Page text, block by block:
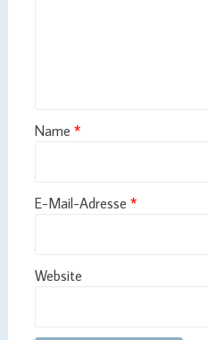
Name *
E-Mail-Adresse *
Website